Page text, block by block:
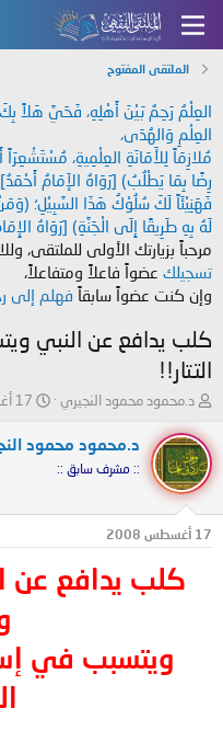
الملتقى المفتوح
العِلْمُ رَحِمٌ بَيْنَ أَهْلِهِ، فَحَيَّ هَلاً
العِلْمِ وَالهُدَى،
مُلازِمَاً لِلأَمَانَةِ العِلْمِيةِ،
رِضًا بِمَا يَطْلُبُ) [رَوَاهُ الإَمَامُ
فَهَنِيْئَاً لَكَ سُلُوْكُ هَذَا السَّبِيْلِ؛
لَهُ بِهِ طَرِيقًا إِلَى الْجَنَّةِ) [رَوَاهُ
مرحباً بزيارتك الأولى للملتقى،
تسجيلك عضواً فاعلاً ومتفاعلاً،
وإن كنت عضواً سابقاً فهلم إلى
كلب يدافع عن النبي
التتار!!
ب
د
ئ
ا
ل
م
و
د.محمود محمود النجيري
ت
ل
ء
17 أغسطس 2008
د.محمود محمود
:: مشرف سابق ::
17 أغسطس 2008
كلب يدافع عن
ويتسبب في